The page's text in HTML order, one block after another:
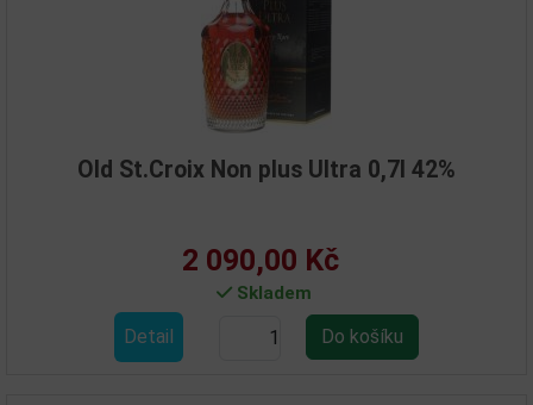
Old St.Croix Non plus Ultra 0,7l 42%
2 090,00 Kč
Skladem
Detail